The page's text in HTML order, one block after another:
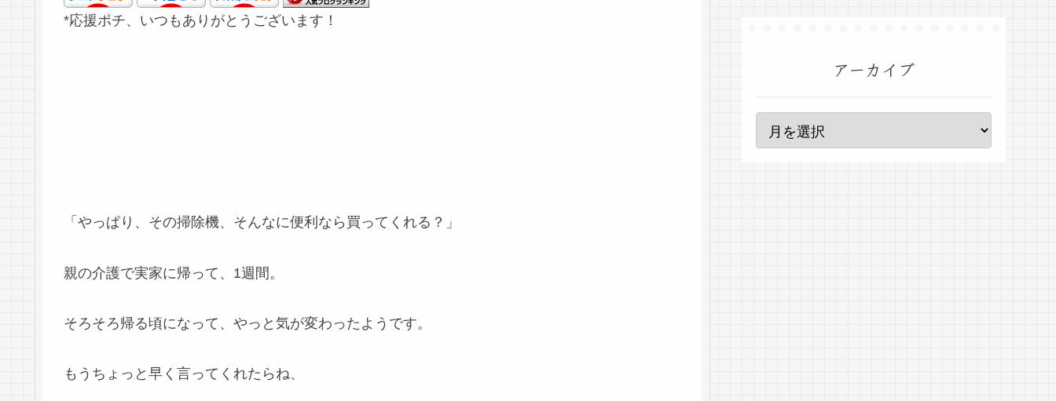
*応援ポチ、いつもありがとうございます！
「やっぱり、その掃除機、そんなに便利なら買ってくれる？」
親の介護で実家に帰って、1週間。
そろそろ帰る頃になって、やっと気が変わったようです。
もうちょっと早く言ってくれたらね、
アーカイブ